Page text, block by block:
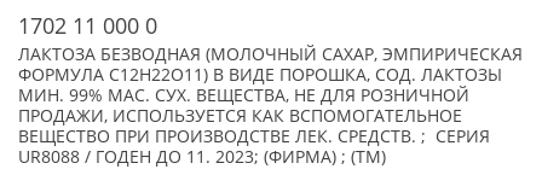
1702 11 000 0
ЛАКТОЗА БЕЗВОДНАЯ (МОЛОЧНЫЙ САХАР, ЭМПИРИЧЕСКАЯ
ФОРМУЛА C12H22O11) В ВИДЕ ПОРОШКА, СОД. ЛАКТОЗЫ
МИН. 99% МАС. СУХ. ВЕЩЕСТВА, НЕ ДЛЯ РОЗНИЧНОЙ
ПРОДАЖИ, ИСПОЛЬЗУЕТСЯ КАК ВСПОМОГАТЕЛЬНОЕ
ВЕЩЕСТВО ПРИ ПРОИЗВОДСТВЕ ЛЕК. СРЕДСТВ. ; СЕРИЯ
UR8088 / ГОДЕН ДО 11. 2023; (ФИРМА) ; (TM)